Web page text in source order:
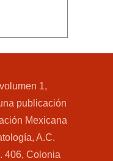
1,
publicación
Mexicana
A.C.
406, Colonia